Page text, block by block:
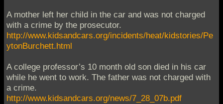
A mother left her child in the car and was not charged
with a crime by the prosecutor.
http://www.kidsandcars.org/incidents/heat/kidstories/Pe
ytonBurchett.html
A college professor’s 10 month old son died in his car
while he went to work. The father was not charged with
a crime.
http://www.kidsandcars.org/news/7_28_07b.pdf